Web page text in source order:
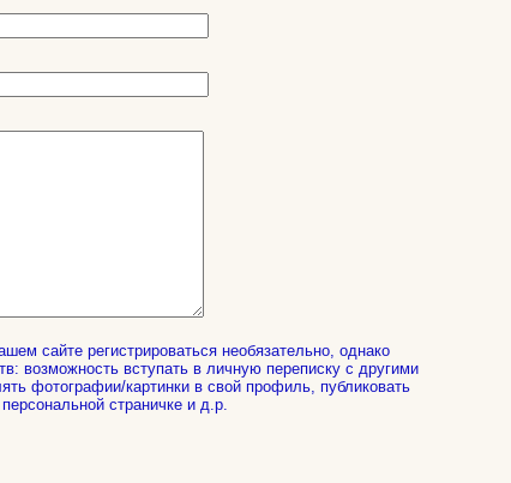
сайте регистрироваться необязательно, однако
возможность вступать в личную переписку с другими
фотографии/картинки в свой профиль, публиковать
страничке и д.р.